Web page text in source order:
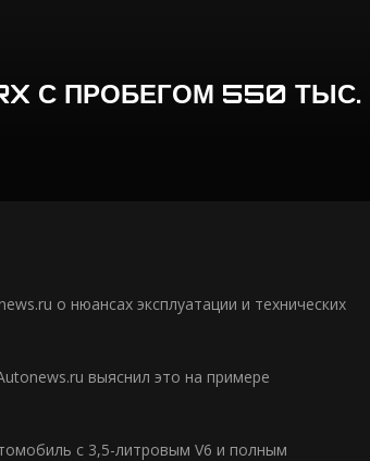
С ПРОБЕГОМ 550 ТЫС.
о нюансах эксплуатации и технических
выяснил это на примере
с 3,5-литровым V6 и полным